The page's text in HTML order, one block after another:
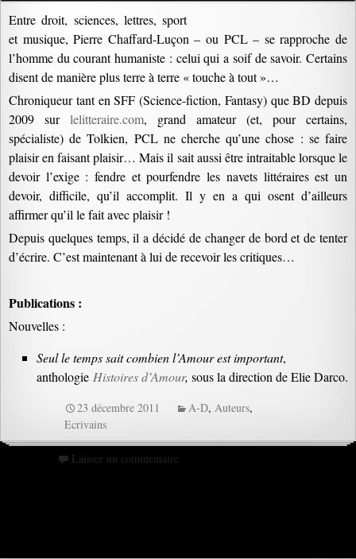
Entre droit, sciences, lettres, sport
et musique, Pierre Chaffard-Luçon – ou PCL – se rapproche de
l’homme du courant humaniste : celui qui a soif de savoir. Certains
disent de manière plus terre à terre « touche à tout »…
Chroniqueur tant en SFF (Science-fiction, Fantasy) que BD depuis
2009 sur lelitteraire.com, grand amateur (et, pour certains,
spécialiste) de Tolkien, PCL ne cherche qu’une chose : se faire
plaisir en faisant plaisir… Mais il sait aussi être intraitable lorsque le
devoir l’exige : fendre et pourfendre les navets littéraires est un
devoir, difficile, qu’il accomplit. Il y en a qui osent d’ailleurs
affirmer qu’il le fait avec plaisir !
Depuis quelques temps, il a décidé de changer de bord et de tenter
d’écrire. C’est maintenant à lui de recevoir les critiques…
Publications :
Nouvelles :
Seul le temps sait combien l’Amour est important,
anthologie Histoires d’Amour, sous la direction de Elie Darco.
23 décembre 2011 A-D,Auteurs,
Ecrivains
Laisser un commentaire